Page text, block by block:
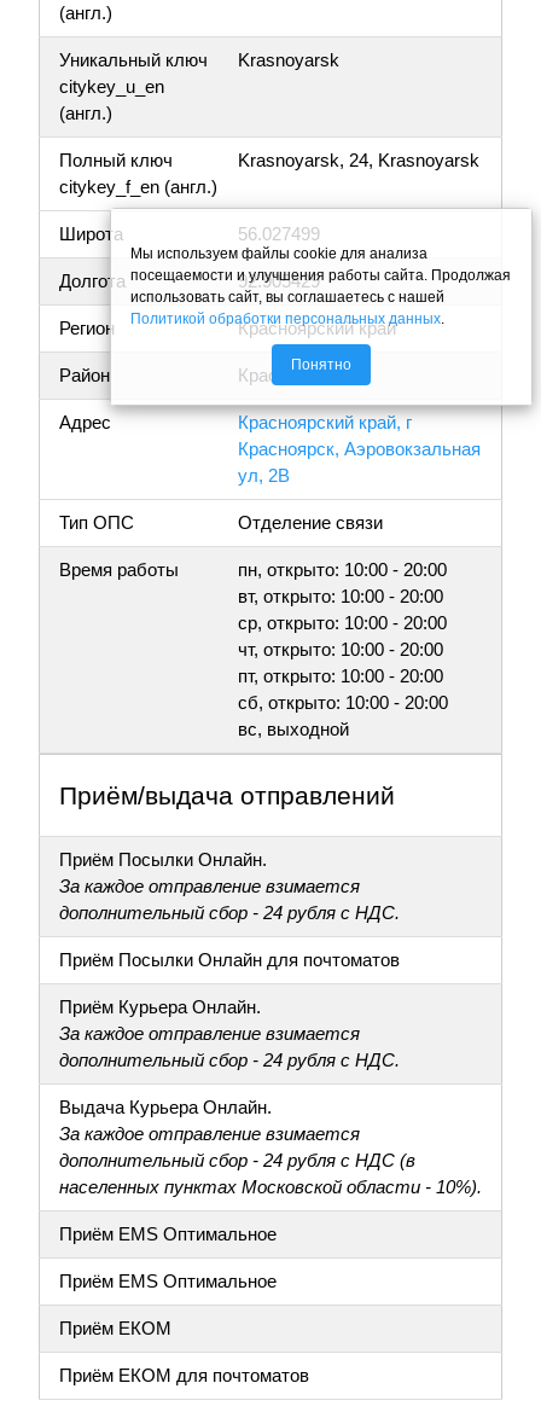
(англ.)
Уникальный ключ
citykey_u_en
(англ.)
Krasnoyarsk
Полный ключ
citykey_f_en (англ.)
Krasnoyarsk, 24, Krasnoyarsk
Широта 56.027499
Долгота 92.905429
Регион Красноярский край
Район Красноярск
Адрес
Красноярский край, г
Красноярск, Аэровокзальная
ул, 2В
Тип ОПС Отделение связи
Время работы
пн, открыто: 10:00 - 20:00
вт, открыто: 10:00 - 20:00
ср, открыто: 10:00 - 20:00
чт, открыто: 10:00 - 20:00
пт, открыто: 10:00 - 20:00
сб, открыто: 10:00 - 20:00
вс, выходной
Приём/выдача отправлений
Приём Посылки Онлайн.
За каждое отправление взимается
дополнительный сбор - 24 рубля с НДС.
Приём Посылки Онлайн для почтоматов
Приём Курьера Онлайн.
За каждое отправление взимается
дополнительный сбор - 24 рубля с НДС.
Выдача Курьера Онлайн.
За каждое отправление взимается
дополнительный сбор - 24 рубля с НДС (в
населенных пунктах Московской области - 10%).
Приём EMS Оптимальное
Приём EMS Оптимальное
Приём ЕКОМ
Приём ЕКОМ для почтоматов
Мы используем файлы cookie для анализа
посещаемости и улучшения работы сайта. Продолжая
использовать сайт, вы соглашаетесь с нашей
Политикой обработки персональных данных.
Понятно